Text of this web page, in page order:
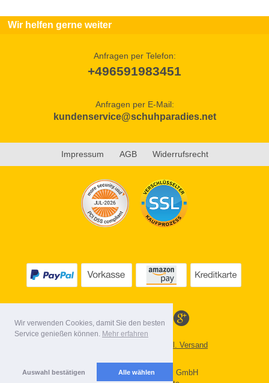
Wir verwenden Cookies, damit Sie den besten
Service genießen können. Mehr erfahren
Auswahl bestätigen Alle wählen
Wir helfen gerne weiter
Anfragen per Telefon:
+496591983451
Anfragen per E-Mail:
kundenservice@schuhparadies.net
Impressum AGB Widerrufsrecht
Alle Preise inkl. MwSt. evtl. zzgl. Versand
Copyright 2026 by Gebr. Röhl GmbH